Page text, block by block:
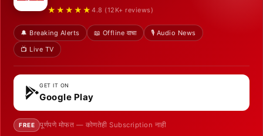
★★★★★ 4.8 (12K+ reviews)
🔔 Breaking Alerts 📖 Offline वाचा
🎙️ Audio News
📺 Live TV
GET IT ON
Google Play
FREE पूर्णपणे मोफत — कोणतेही Subscription नाही